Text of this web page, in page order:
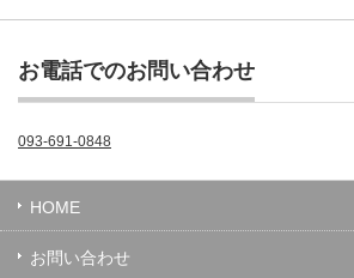
お電話でのお問い合わせ
093-691-0848
HOME
お問い合わせ